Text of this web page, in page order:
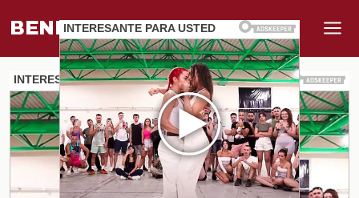
BENEFI.MUNDO